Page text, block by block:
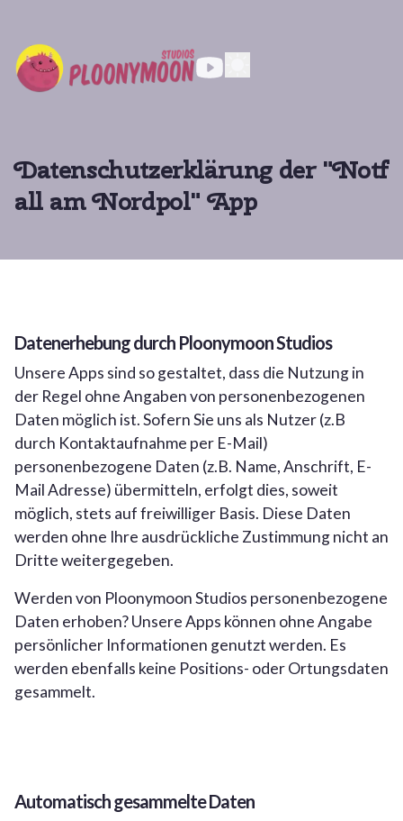
Datenschutzerklärung der "Notf
all am Nordpol" App
Datenerhebung durch Ploonymoon Studios
Unsere Apps sind so gestaltet, dass die Nutzung in
der Regel ohne Angaben von personenbezogenen
Daten möglich ist. Sofern Sie uns als Nutzer (z.B
durch Kontaktaufnahme per E-Mail)
personenbezogene Daten (z.B. Name, Anschrift, E-
Mail Adresse) übermitteln, erfolgt dies, soweit
möglich, stets auf freiwilliger Basis. Diese Daten
werden ohne Ihre ausdrückliche Zustimmung nicht an
Dritte weitergegeben.
Werden von Ploonymoon Studios personenbezogene
Daten erhoben? Unsere Apps können ohne Angabe
persönlicher Informationen genutzt werden. Es
werden ebenfalls keine Positions- oder Ortungsdaten
gesammelt.
Automatisch gesammelte Daten